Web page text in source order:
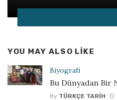
YOU MAY ALSO LIKE
Biyografi
Bu Dünyadan Bir
By TÜRKÇE TARIH